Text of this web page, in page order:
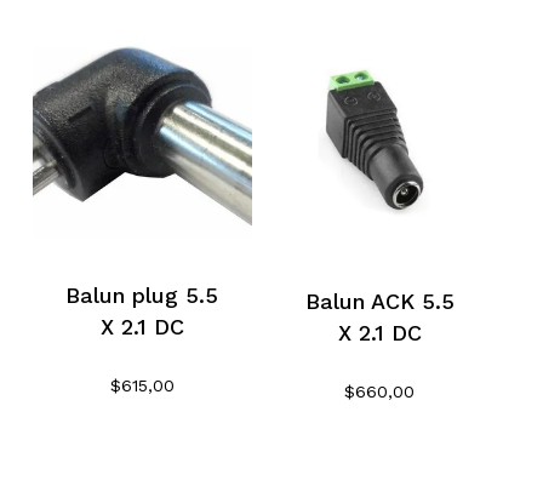
Balun plug 5.5
X 2.1 DC
$615,00
Balun ACK 5.5
X 2.1 DC
$660,00